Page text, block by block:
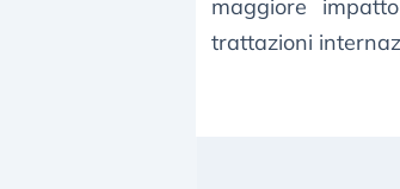
maggiore
trattazioni